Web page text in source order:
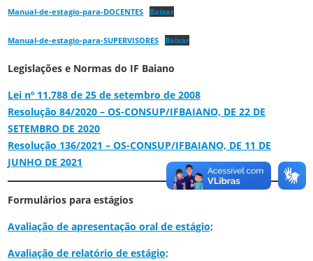
Manual-de-estagio-para-DOCENTES Baixar
Manual-de-estagio-para-SUPERVISORES Baixar
Legislações e Normas do IF Baiano
Lei nº 11.788 de 25 de setembro de 2008
Resolução 84/2020 – OS-CONSUP/IFBAIANO, DE 22 DE
SETEMBRO DE 2020
Resolução 136/2021 – OS-CONSUP/IFBAIANO, DE 11 DE
JUNHO DE 2021
Formulários para estágios
Avaliação de apresentação oral de estágio;
Avaliação de relatório de estágio;